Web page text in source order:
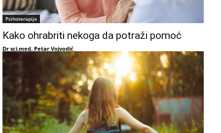
Psihoterapija
Kako ohrabriti nekoga da potraži pomoć
Dr sci.med. Petar Vojvodić